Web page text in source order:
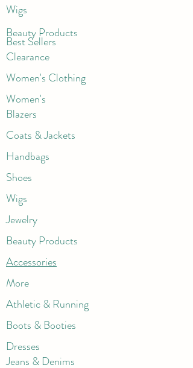
Wigs
Beauty Products
Best Sellers
Clearance
Women's Clothing
Women's
Blazers
Coats & Jackets
Handbags
Shoes
Wigs
Jewelry
Beauty Products
Accessories
More
Athletic & Running
Boots & Booties
Dresses
Jeans & Denims